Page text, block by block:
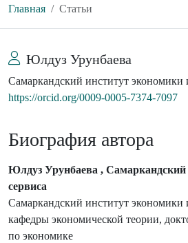
Главная Статьи
Юлдуз Урунбаева
Самаркандский институт экономики
https://orcid.org/0009-0005-7374-7097
Биография автора
Юлдуз Урунбаева , Самаркандский
сервиса
Самаркандский институт экономики
кафедры экономической теории,
по экономике